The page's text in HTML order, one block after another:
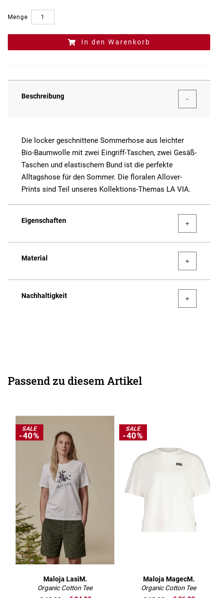
Menge
In den Warenkorb
Beschreibung
Die locker geschnittene Sommerhose aus leichter
Bio-Baumwolle mit zwei Eingriff-Taschen, zwei Gesäß-
Taschen und elastischem Bund ist die perfekte
Alltagshose für den Sommer. Die floralen Allover-
Prints sind Teil unseres Kollektions-Themas LA VIA.
Eigenschaften
Material
Nachhaltigkeit
Passend zu diesem Artikel
SALE
-40%
Maloja LasiM.
Organic Cotton Tee
SALE
-40%
Maloja MagecM.
Organic Cotton Tee